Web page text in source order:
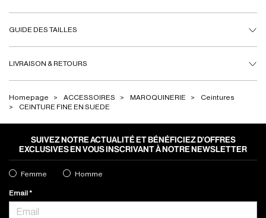
GUIDE DES TAILLES
LIVRAISON & RETOURS
Homepage ACCESSOIRES MAROQUINERIE
Ceintures
CEINTURE FINE EN SUEDE
SUIVEZ NOTRE ACTUALITÉ ET BÉNÉFICIEZ D’OFFRES
EXCLUSIVES EN VOUS INSCRIVANT À NOTRE NEWSLETTER
Femme Homme
Email